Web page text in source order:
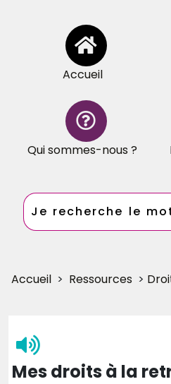
Accueil
Qui sommes-nous ?
Accueil > Ressources >
Mes droits à la